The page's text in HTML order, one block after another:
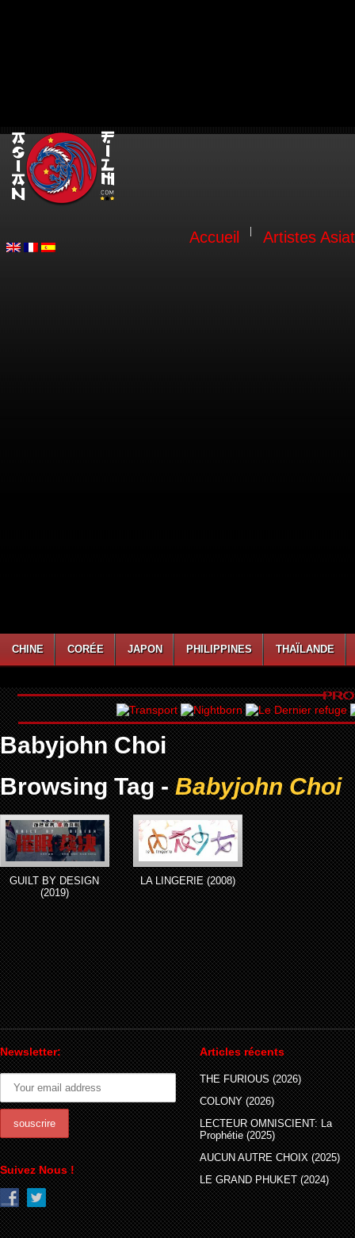
Accueil Artistes
CHINE CORÉE JAPON PHILIPPINES THAÏLANDE
Babyjohn Choi
Browsing Tag -Babyjohn Choi
GUILT BY DESIGN
(2019)
LA LINGERIE (2008)
Newsletter:
Suivez Nous !
Articles récents
THE FURIOUS (2026)
COLONY (2026)
LECTEUR OMNISCIENT: La
Prophétie (2025)
AUCUN AUTRE CHOIX (2025)
LE GRAND PHUKET (2024)